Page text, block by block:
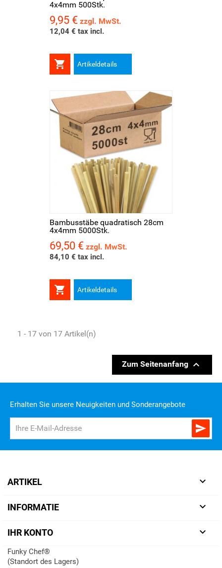
4x4mm 500Stk.
Preis
9,95 € zzgl. MwSt.
12,04 € tax incl.
 Artikeldetails
Bambusstäbe quadratisch 28cm
4x4mm 5000Stk.
Preis
69,50 € zzgl. MwSt.
84,10 € tax incl.
 Artikeldetails
1 - 17 von 17 Artikel(n)
Zum Seitenanfang 
Erhalten Sie unsere Neuigkeiten und Sonderangebote

ARTIKEL 
INFORMATIE 
IHR KONTO 
Funky Chef®
(Standort des Lagers)